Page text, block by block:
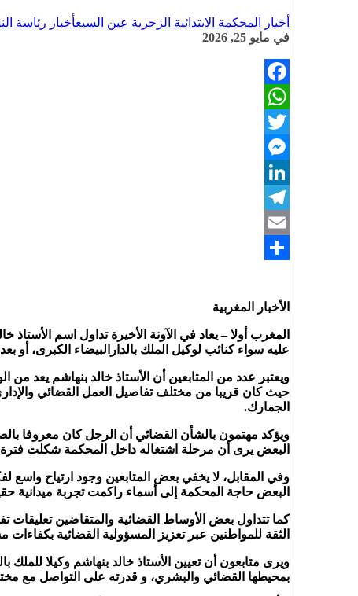
أخبار المحكمة الابتدائية الزجرية عين السبعأخبار رئاسة
في مايو 25, 2026
Facebook
WhatsApp
Twitter
Messenger
LinkedIn
Telegram
Email
الأخبار المغربية
المغرب أولا – يعاد في الآونة الأخيرة تداول اسم
عليه سواء كنائب لوكيل الملك بالدارالبيضاء الكبرى، أو
ويعتبر عدد من المتابعين أن الأستاذ خالد بنهاشم يعد من
حيث كان قريبا من مختلف تفاصيل العمل القضائي
الجمارك.
ويؤكد مهتمون بالشأن القضائي أن الرجل كان معروفا
البعض يرى أن مرحلة اشتغاله داخل المحكمة شكلت
وفي المقابل، لا يخفي بعض المتابعين وجود ارتياح واسع
البعض حاجة المحكمة إلى أسماء راكمت تجربة ميدانية
كما تتداول بعض الأوساط القضائية والمتقاضين
الثقة للمواطنين عبر تعزيز المسؤولية القضائية بكفاءات
ويرى متابعون أن تعيين الأستاذ خالد بنهاشم وكيلا
بمحيطها القضائي والبشري، و قدرته على التواصل مع